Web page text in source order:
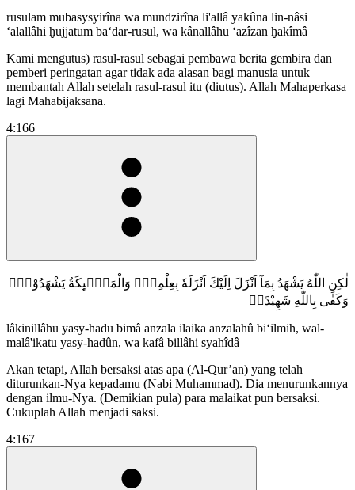
rusulam mubasysyirîna wa mundzirîna li'allâ yakûna lin-nâsi
‘alallâhi ḫujjatum ba‘dar-rusul, wa kânallâhu ‘azîzan ḫakîmâ
Kami mengutus) rasul-rasul sebagai pembawa berita gembira dan
pemberi peringatan agar tidak ada alasan bagi manusia untuk
membantah Allah setelah rasul-rasul itu (diutus). Allah Mahaperkasa
lagi Mahabijaksana.
4:166
لٰكِنِ اللّٰهُ يَشْهَدُ بِمَآ اَنْزَلَ اِلَيْكَ اَنْزَلَهٗ بِعِلْمِهٖۚ وَالْمَلٰۤىِٕكَةُ يَشْهَدُوْنَۗ
وَكَفٰى بِاللّٰهِ شَهِيْدًاۗ
lâkinillâhu yasy-hadu bimâ anzala ilaika anzalahû bi‘ilmih, wal-
malâ'ikatu yasy-hadûn, wa kafâ billâhi syahîdâ
Akan tetapi, Allah bersaksi atas apa (Al-Qur’an) yang telah
diturunkan-Nya kepadamu (Nabi Muhammad). Dia menurunkannya
dengan ilmu-Nya. (Demikian pula) para malaikat pun bersaksi.
Cukuplah Allah menjadi saksi.
4:167